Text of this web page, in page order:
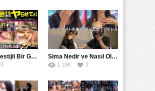
Mİüm ve Prestijli Bir Gecenin Sırları: Gizemli Bir Kadın ve Mükemmel Bir Macera
0
Sima Nedir ve Nasıl Oluşur
1.18K 2